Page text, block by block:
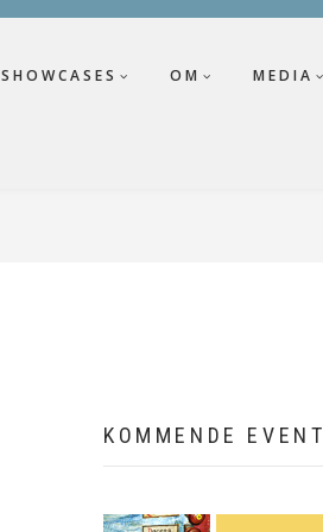
SHOWCASES OM MEDIA
KOMMENDE